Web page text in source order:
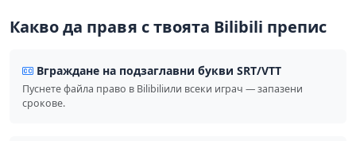
Какво да правя с твоята Bilibili препис
Вграждане на подзаглавни букви SRT/VTT
Пуснете файла право в Bilibiliили всеки играч — запазени
срокове.